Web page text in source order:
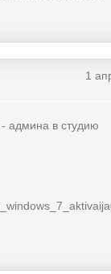
1
админа в студию